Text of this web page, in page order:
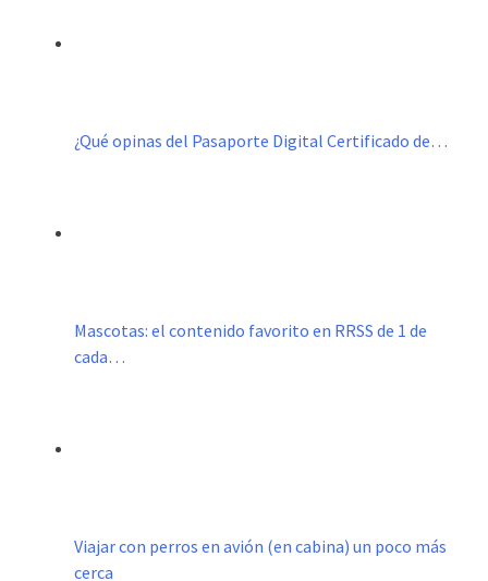
¿Qué opinas del Pasaporte Digital Certificado de…
Mascotas: el contenido favorito en RRSS de 1 de
cada…
Viajar con perros en avión (en cabina) un poco más
cerca